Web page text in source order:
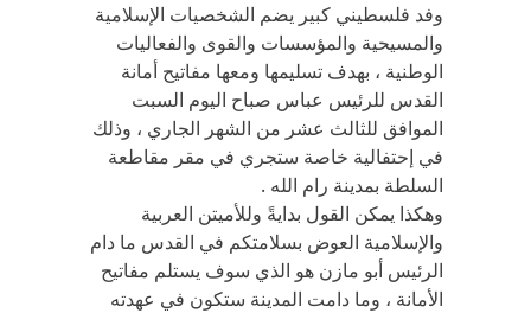
وفد فلسطيني كبير يضم الشخصيات الإسلامية
والمسيحية والمؤسسات والقوى والفعاليات
الوطنية ، بهدف تسليمها ومعها مفاتيح أمانة
القدس للرئيس عباس صباح اليوم السبت
الموافق للثالث عشر من الشهر الجاري ، وذلك
في إحتفالية خاصة ستجري في مقر مقاطعة
السلطة بمدينة رام الله .
وهكذا يمكن القول بدايةً وللأميتن العربية
والإسلامية العوض بسلامتكم في القدس ما دام
الرئيس أبو مازن هو الذي سوف يستلم مفاتيح
الأمانة ، وما دامت المدينة ستكون في عهدته